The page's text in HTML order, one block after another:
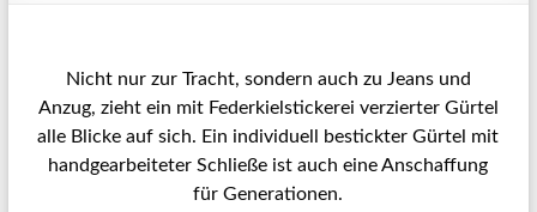
Nicht nur zur Tracht, sondern auch zu Jeans und
Anzug, zieht ein mit Federkielstickerei verzierter Gürtel
alle Blicke auf sich. Ein individuell bestickter Gürtel mit
handgearbeiteter Schließe ist auch eine Anschaffung
für Generationen.